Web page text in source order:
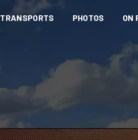
TRANSPORTS PHOTOS ON